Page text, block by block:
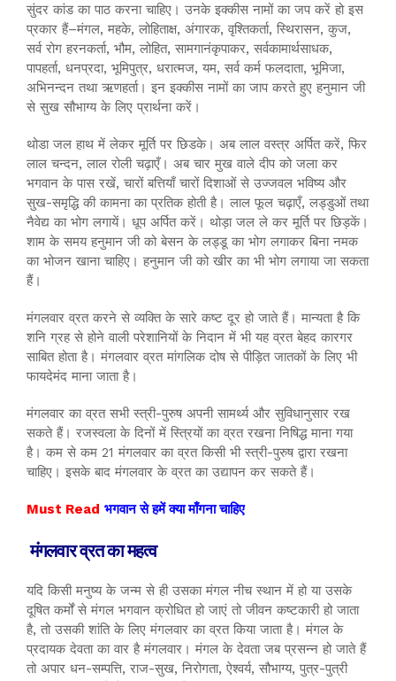
सुंदर कांड का पाठ करना चाहिए। उनके इक्कीस नामों का जप करें हो इस
प्रकार हैं–मंगल, महके, लोहिताक्ष, अंगारक, वृश्तिकर्ता, स्थिरासन, कुज,
सर्व रोग हरनकर्ता, भौम, लोहित, सामगानंकृपाकर, सर्वकामार्थसाधक,
पापहर्ता, धनप्रदा, भूमिपुत्र, धरात्मज, यम, सर्व कर्म फलदाता, भूमिजा,
अभिनन्दन तथा ऋणहर्ता। इन इक्कीस नामों का जाप करते हुए हनुमान जी
से सुख सौभाग्य के लिए प्रार्थना करें।
थोडा जल हाथ में लेकर मूर्ति पर छिडके। अब लाल वस्त्र अर्पित करें, फिर
लाल चन्दन, लाल रोली चढ़ाएँ। अब चार मुख वाले दीप को जला कर
भगवान के पास रखें, चारों बत्तियाँ चारों दिशाओं से उज्जवल भविष्य और
सुख-समृद्धि की कामना का प्रतिक होती है। लाल फूल चढ़ाएँ, लड्डुओं तथा
नैवेद्य का भोग लगायें। धूप अर्पित करें। थोड़ा जल ले कर मूर्ति पर छिड़कें।
शाम के समय हनुमान जी को बेसन के लड्डू का भोग लगाकर बिना नमक
का भोजन खाना चाहिए। हनुमान जी को खीर का भी भोग लगाया जा सकता
हैं।
मंगलवार व्रत करने से व्यक्ति के सारे कष्ट दूर हो जाते हैं। मान्यता है कि
शनि ग्रह से होने वाली परेशानियों के निदान में भी यह व्रत बेहद कारगर
साबित होता है। मंगलवार व्रत मांगलिक दोष से पीड़ित जातकों के लिए भी
फायदेमंद माना जाता है।
मंगलवार का व्रत सभी स्त्री-पुरुष अपनी सामर्थ्य और सुविधानुसार रख
सकते हैं। रजस्वला के दिनों में स्त्रियों का व्रत रखना निषिद्ध माना गया
है। कम से कम 21 मंगलवार का व्रत किसी भी स्त्री-पुरुष द्वारा रखना
चाहिए। इसके बाद मंगलवार के व्रत का उद्यापन कर सकते हैं।
Must Read भगवान से हमें क्या माँगना चाहिए
मंगलवार व्रत का महत्व
यदि किसी मनुष्य के जन्म से ही उसका मंगल नीच स्थान में हो या उसके
दूषित कर्मों से मंगल भगवान क्रोधित हो जाएं तो जीवन कष्टकारी हो जाता
है, तो उसकी शांति के लिए मंगलवार का व्रत किया जाता है। मंगल के
प्रदायक देवता का वार है मंगलवार। मंगल के देवता जब प्रसन्न हो जाते हैं
तो अपार धन-सम्पत्ति, राज-सुख, निरोगता, ऐश्वर्य, सौभाग्य, पुत्र-पुत्री